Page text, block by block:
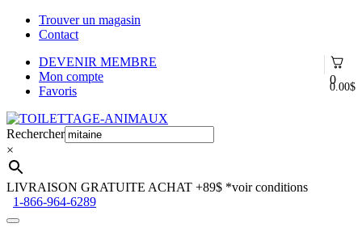
Trouver un magasin
Contact
0
0.00$
DEVENIR MEMBRE
Mon compte
Favoris
Aller
à
la
navigation
Aller
au
contenu
Rechercher
×
LIVRAISON GRATUITE ACHAT +89$ *voir conditions
1-866-964-6289